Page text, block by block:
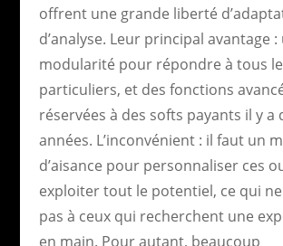
offrent une grande liberté
d’analyse. Leur principal avantage
modularité pour répondre à tous
particuliers, et des fonctions
réservées à des softs payants il y a
années. L’inconvénient : il faut un
d’aisance pour personnaliser ces
exploiter tout le potentiel, ce qui
pas à ceux qui recherchent une
en main. Pour autant, beaucoup